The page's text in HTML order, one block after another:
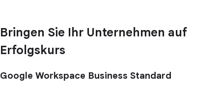
Bringen Sie Ihr Unternehmen auf
Erfolgskurs
Google Workspace Business Standard